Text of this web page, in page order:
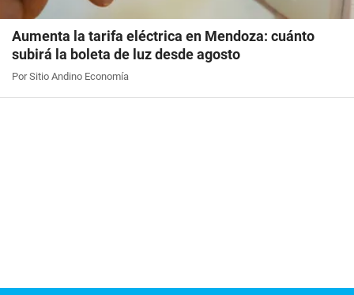
Aumenta la tarifa eléctrica en Mendoza: cuánto
subirá la boleta de luz desde agosto
Por Sitio Andino Economía